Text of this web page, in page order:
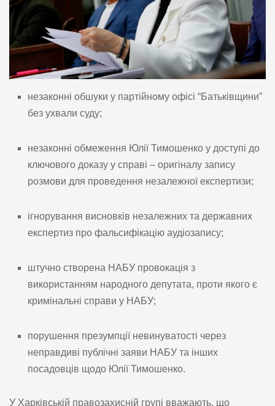
незаконні обшуки у партійному офісі “Батьківщини”
без ухвали суду;
незаконні обмеження Юлії Тимошенко у доступі до
ключового доказу у справі – оригіналу запису
розмови для проведення незалежної експертизи;
ігнорування висновків незалежних та державних
експертиз про фальсифікацію аудіозапису;
штучно створена НАБУ провокація з
використанням народного депутата, проти якого є
кримінальні справи у НАБУ;
порушення презумпції невинуватості через
неправдиві публічні заяви НАБУ та інших
посадовців щодо Юлії Тимошенко.
У Харківській правозахисній групі вважають, що